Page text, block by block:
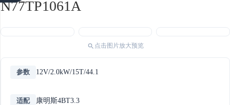
N77TP1061A
点击图片放大预览
参数 12V/2.0kW/15T/44.1
适配 康明斯4BT3.3